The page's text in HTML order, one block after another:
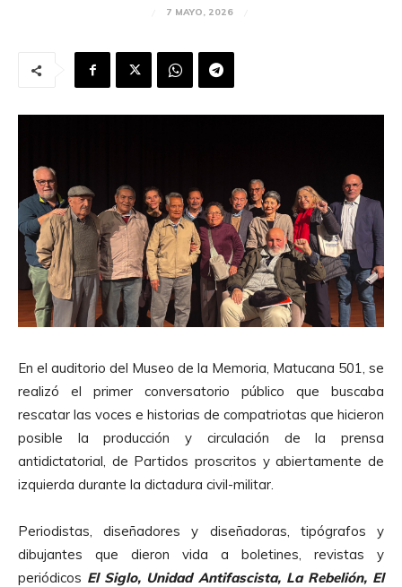
7 MAYO, 2026
En el auditorio del Museo de la Memoria, Matucana 501, se
realizó el primer conversatorio público que buscaba
rescatar las voces e historias de compatriotas que hicieron
posible la producción y circulación de la prensa
antidictatorial, de Partidos proscritos y abiertamente de
izquierda durante la dictadura civil-militar.
Periodistas, diseñadores y diseñadoras, tipógrafos y
dibujantes que dieron vida a boletines, revistas y
periódicos El Siglo, Unidad Antifascista, La Rebelión, El